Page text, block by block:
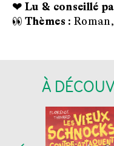
❤ Lu & conseillé
👀 Thèmes :
À